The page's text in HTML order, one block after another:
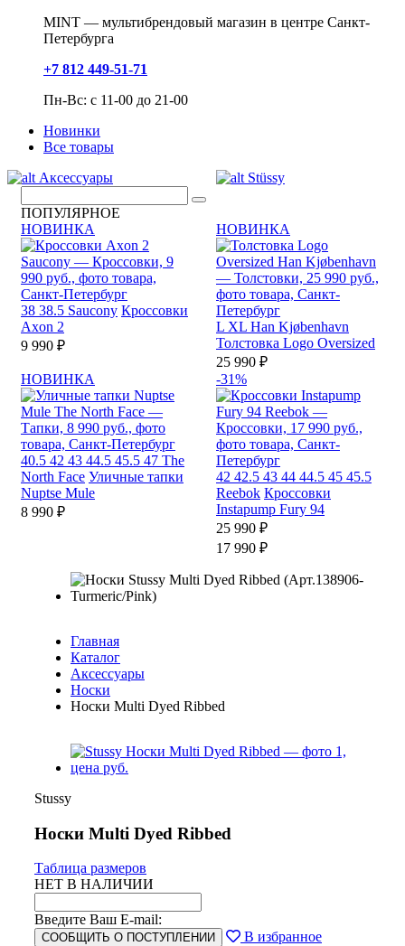
MINT — мультибрендовый магазин в центре Санкт-
Петербурга
+7 812 449-51-71
Пн-Вс: с 11-00 до 21-00
Новинки
Все товары
Аксессуары
Stüssy
ПОПУЛЯРНОЕ
НОВИНКА
38 38.5 Saucony Кроссовки
Axon 2
9 990 ₽
НОВИНКА
L XL Han Kjøbenhavn
Толстовка Logo Oversized
25 990 ₽
НОВИНКА
40.5 42 43 44.5 45.5 47 The
North Face Уличные тапки
Nuptse Mule
8 990 ₽
-31%
42 42.5 43 44 44.5 45 45.5
Reebok Кроссовки
Instapump Fury 94
25 990 ₽
17 990 ₽
Главная
Каталог
Аксессуары
Носки
Носки Multi Dyed Ribbed
Stussy
Носки Multi Dyed Ribbed
Таблица размеров
НЕТ В НАЛИЧИИ
Введите Ваш E-mail:
СООБЩИТЬ О ПОСТУПЛЕНИИ В избранное